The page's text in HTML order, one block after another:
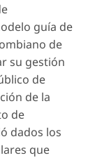
guía de
de
su gestión
de
de la
de
dados los
que